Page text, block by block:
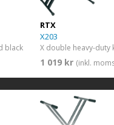
black
RTX
X203
1 019 kr (inkl.